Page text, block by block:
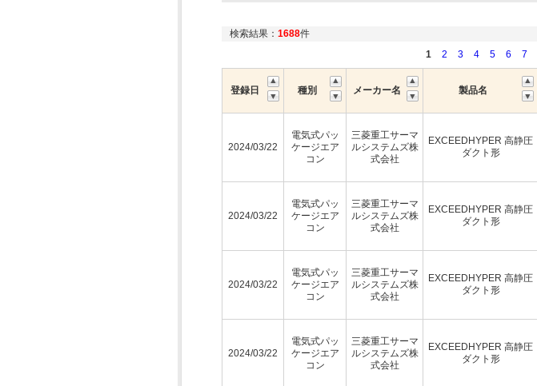
検索結果： 1688件
1
2 3 4 5 6 7
登録日 種別 メーカー名 製品名
2024/03/22
電気式パッ
ケージエア
コン
三菱重工サーマ
ルシステムズ株
式会社
EXCEEDHYPER 高静圧
ダクト形
2024/03/22
電気式パッ
ケージエア
コン
三菱重工サーマ
ルシステムズ株
式会社
EXCEEDHYPER 高静圧
ダクト形
2024/03/22
電気式パッ
ケージエア
コン
三菱重工サーマ
ルシステムズ株
式会社
EXCEEDHYPER 高静圧
ダクト形
2024/03/22
電気式パッ
ケージエア
コン
三菱重工サーマ
ルシステムズ株
式会社
EXCEEDHYPER 高静圧
ダクト形